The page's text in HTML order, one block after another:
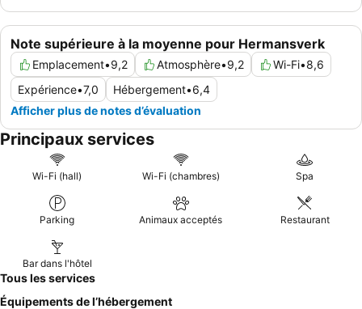
Note supérieure à la moyenne pour Hermansverk
Emplacement•9,2 Atmosphère•9,2 Wi-Fi•8,6
Expérience•7,0 Hébergement•6,4
Afficher plus de notes d’évaluation
Principaux services
Wi-Fi (hall) Wi-Fi (chambres) Spa
Parking Animaux acceptés Restaurant
Bar dans l'hôtel
Tous les services
Équipements de l’hébergement